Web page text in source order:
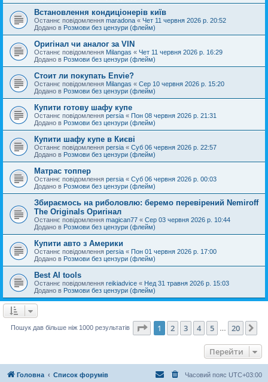
Встановлення кондиціонерів київ
Останнє повідомлення maradona « Чет 11 червня 2026 р. 20:52
Додано в Розмови без цензури (флейм)
Оригінал чи аналог за VIN
Останнє повідомлення Milangas « Чет 11 червня 2026 р. 16:29
Додано в Розмови без цензури (флейм)
Стоит ли покупать Envie?
Останнє повідомлення Milangas « Сер 10 червня 2026 р. 15:20
Додано в Розмови без цензури (флейм)
Купити готову шафу купе
Останнє повідомлення persia « Пон 08 червня 2026 р. 21:31
Додано в Розмови без цензури (флейм)
Купити шафу купе в Києві
Останнє повідомлення persia « Суб 06 червня 2026 р. 22:57
Додано в Розмови без цензури (флейм)
Матрас топпер
Останнє повідомлення persia « Суб 06 червня 2026 р. 00:03
Додано в Розмови без цензури (флейм)
Збираємось на риболовлю: беремо перевірений Nemiroff
The Originals Оригінал
Останнє повідомлення magican77 « Сер 03 червня 2026 р. 10:44
Додано в Розмови без цензури (флейм)
Купити авто з Америки
Останнє повідомлення persia « Пон 01 червня 2026 р. 17:00
Додано в Розмови без цензури (флейм)
Best AI tools
Останнє повідомлення reikiadvice « Нед 31 травня 2026 р. 15:03
Додано в Розмови без цензури (флейм)
Пошук дав більше ніж 1000 результатів Сторінка 1 20
1 2 3 4 5 20
Перейти
Головна Список форумів Часовий пояс UTC+03:00